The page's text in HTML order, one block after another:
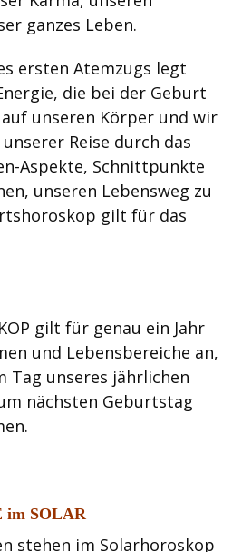
ganzes Leben.
ersten Atemzugs legt
die bei der Geburt
unseren Körper und wir
Reise durch das
Aspekte, Schnittpunkte
unseren Lebensweg zu
gilt für das
gilt für genau ein Jahr
und Lebensbereiche an,
Tag unseres jährlichen
nächsten Geburtstag
im SOLAR
stehen im Solarhoroskop